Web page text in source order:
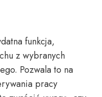
funkcja,
z wybranych
Pozwala to na
pracy